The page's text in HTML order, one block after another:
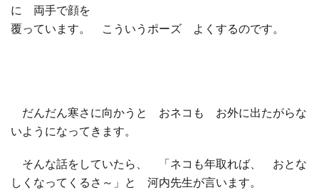
に 両手で顔を
覆っています。 こういうポーズ よくするのです。
だんだん寒さに向かうと おネコも お外に出たがらな
いようになってきます。
そんな話をしていたら、 「ネコも年取れば、 おとな
しくなってくるさ～」と 河内先生が言います。